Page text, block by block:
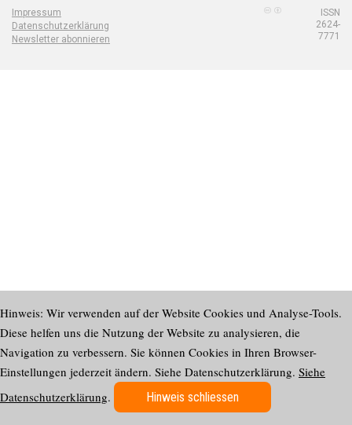
Impressum
Datenschutzerklärung
Newsletter abonnieren
ISSN
2624-
7771
Hinweis: Wir verwenden auf der Website Cookies und Analyse-Tools.
Diese helfen uns die Nutzung der Website zu analysieren, die
Navigation zu verbessern. Sie können Cookies in Ihren Browser-
Einstellungen jederzeit ändern. Siehe Datenschutzerklärung. Siehe
Datenschutzerklärung. Hinweis schliessen